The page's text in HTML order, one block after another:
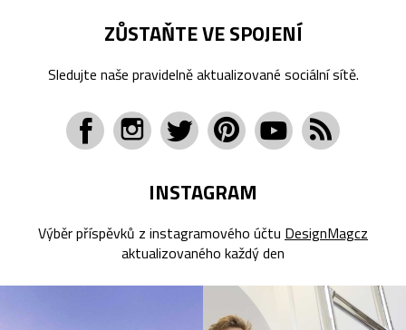
ZŮSTAŇTE VE SPOJENÍ
Sledujte naše pravidelně aktualizované sociální sítě.
INSTAGRAM
Výběr příspěvků z instagramového účtu DesignMagcz
aktualizovaného každý den